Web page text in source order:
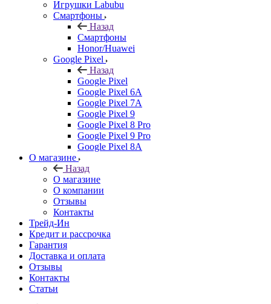
Игрушки Labubu
Смартфоны
Назад
Смартфоны
Honor/Huawei
Google Pixel
Назад
Google Pixel
Google Pixel 6A
Google Pixel 7А
Google Pixel 9
Google Pixel 8 Pro
Google Pixel 9 Pro
Google Pixel 8A
О магазине
Назад
О магазине
О компании
Отзывы
Контакты
Трейд-Ин
Кредит и рассрочка
Гарантия
Доставка и оплата
Отзывы
Контакты
Статьи